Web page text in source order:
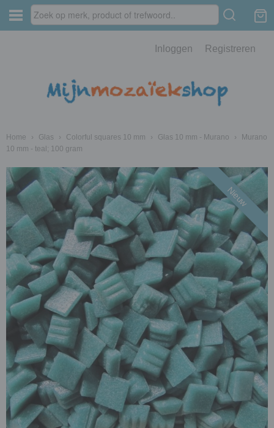
Inloggen Registreren
Home › Glas › Colorful squares 10 mm › Glas 10 mm - Murano ›
Murano
10 mm - teal; 100 gram
Nieuw